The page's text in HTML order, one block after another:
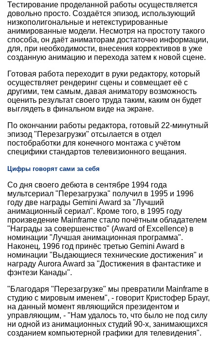
Тестирование проделанной работы осуществляется
довольно просто. Создаётся эпизод, использующий
низкополигональные и нетекстурированные
анимированные модели. Несмотря на простоту такого
способа, он даёт аниматорам достаточно информации,
для, при необходимости, внесения коррективов в уже
созданную анимацию и перехода затем к новой сцене.
Готовая работа переходит в руки редактору, который
осуществляет рендеринг сцены и совмещает её с
другими, тем самым, давая аниматору возможность
оценить результат своего труда таким, каким он будет
выглядеть в финальном виде на экране.
По окончании работы редактора, готовый 22-минутный
эпизод "Перезагрузки" отсылается в отдел
постобработки для конечного монтажа с учётом
специфики стандартов телевизионного вещания.
Цифры говорят сами за себя
Со дня своего дебюта в сентябре 1994 года
мультсериал "Перезагрузка" получил в 1995 и 1996
году две награды Gemini Award за "Лучший
анимационный сериал". Кроме того, в 1995 году
произведение Mainframe стало почётным обладателем
"Награды за совершенство" (Award of Excellence) в
номинации "Лучшая анимационная программа".
Наконец, 1996 год принёс третью Gemini Award в
номинации "Выдающиеся технические достижения" и
награду Aurora Award за "Достижения в фантастике и
фэнтези Канады".
"Благодаря "Перезагрузке" мы превратили Mainframe в
студию с мировым именем", - говорит Кристофер Брауг,
на данный момент являющийся президентом и
управляющим, - "Нам удалось то, что было не под силу
ни одной из анимационных студий 90-х, занимающихся
созданием компьютерной графики для телевидения".